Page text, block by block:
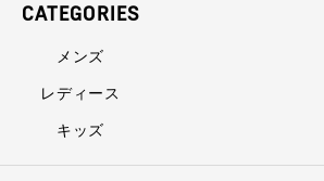
CATEGORIES
メンズ
レディース
キッズ